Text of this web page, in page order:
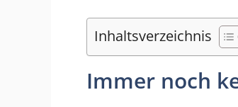
Inhaltsverzeichnis
Immer noch